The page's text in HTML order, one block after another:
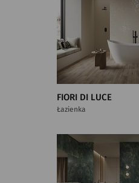
FIORI DI LUCE
Łazienka